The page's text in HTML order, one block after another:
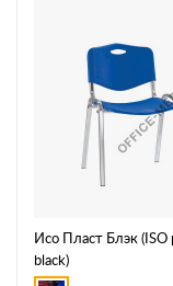
Исо Пласт Блэк (ISO
black)